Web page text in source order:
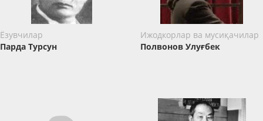
Ёзувчилар
Парда Турсун
Ижодкорлар ва мусиқачилар
Полвонов Улуғбек